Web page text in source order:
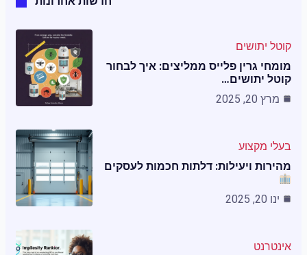
קוטל יתושים
מומחי גרין פלייס ממליצים: איך לבחור
קוטל יתושים…
מרץ 20, 2025
בעלי מקצוע
מהירות ויעילות: דלתות חכמות לעסקים
ינו 20, 2025
אינטרנט